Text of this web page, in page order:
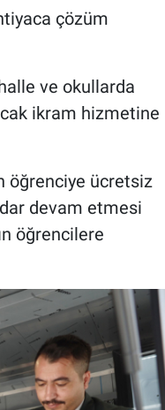
çözüm
ve okullarda
ikram hizmetine
öğrenciye ücretsiz
devam etmesi
öğrencilere